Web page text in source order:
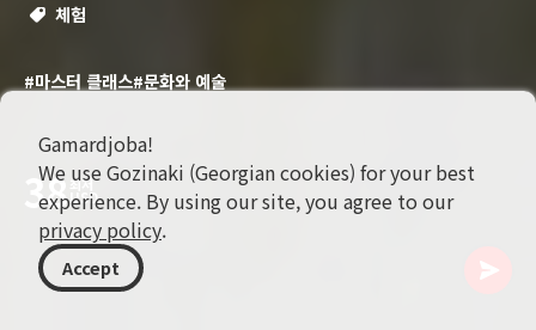
체험
#마스터 클래스#문화와 예술
38최저
USD
Gamardjoba!
We use Gozinaki (Georgian cookies) for your best
experience. By using our site, you agree to our
privacy policy.
Accept